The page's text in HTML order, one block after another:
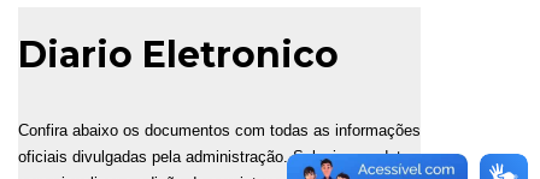
Diario Eletronico
Confira abaixo os documentos com todas as informações
oficiais divulgadas pela administração. Selecione a data